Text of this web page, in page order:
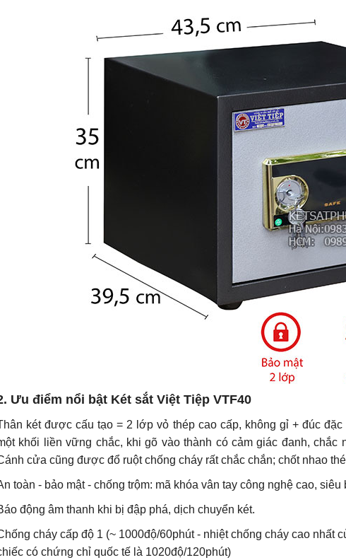
Ưu điểm nổi bật Két sắtViệt Tiệp VTF40
két được cấu tạo = 2 lớp vỏ thép cao cấp, không gỉ + đúc
khối liền vững chắc, khi gõ vào thành có cảm giác đanh,
cửa cũng được đổ ruột chống cháy rất chắc chắn; chốt nhao
toàn - bảo mật - chống trộm: mã khóa vân tay công nghệ cao, siêu
động âm thanh khi bị đập phá, dịch chuyển két.
cháy cấp độ 1 (~ 1000độ/60phút - nhiệt chống cháy cao nhất
có chứng chỉ quốc tế là 1020độ/120phút)